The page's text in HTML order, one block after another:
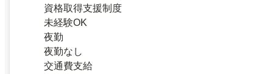
資格取得支援制度
未経験OK
夜勤
夜勤なし
交通費支給